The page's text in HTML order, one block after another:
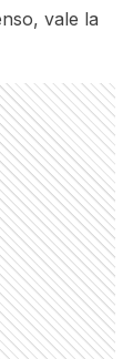
vale la